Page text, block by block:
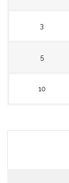
3
5
10